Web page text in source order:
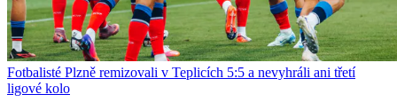
Fotbalisté Plzně remizovali v Teplicích 5:5 a nevyhráli ani třetí
ligové kolo